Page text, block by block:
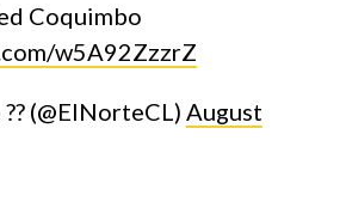
Coquimbo
w5A92ZzzrZ
(@ElNorteCL) August